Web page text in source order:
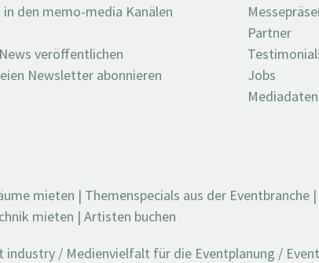
in den memo-media Kanälen
veröffentlichen
Newsletter abonnieren
Partner
Jobs
Mediadaten
mieten | Themenspecials aus der Eventbranche |
mieten | Artisten buchen
/ Medienvielfalt für die Eventplanung /